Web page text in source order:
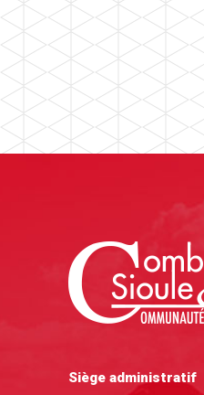
Siège administratif